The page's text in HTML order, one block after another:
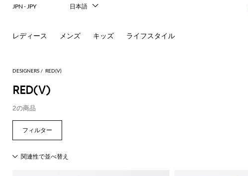
DESIGNERS RED(V)
RED(V)
2の商品
レディース メンズ キッズ ライフスタイル
JPN - JPY
日本語
Français